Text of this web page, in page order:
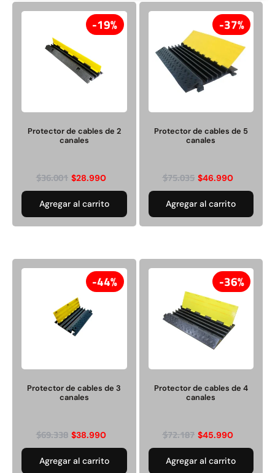
19%
Protector de cables de 2
canales
$36.001 $28.990
Agregar al carrito
37%
Protector de cables de 5
canales
$75.035 $46.990
Agregar al carrito
44%
Protector de cables de 3
canales
$69.338 $38.990
Agregar al carrito
36%
Protector de cables de 4
canales
$72.187 $45.990
Agregar al carrito
37%
Protector de cables de 5
canales
75.035 $46.990
Agregar al carrito
36%
Protector de cables de 4
canales
72.187 $45.990
Agregar al carrito
44%
Protector de cables de 3
canales
69.338 $38.990
Agregar al carrito
19%
Protector de cables de 2
canales
36.001 $28.990
Agregar al carrito